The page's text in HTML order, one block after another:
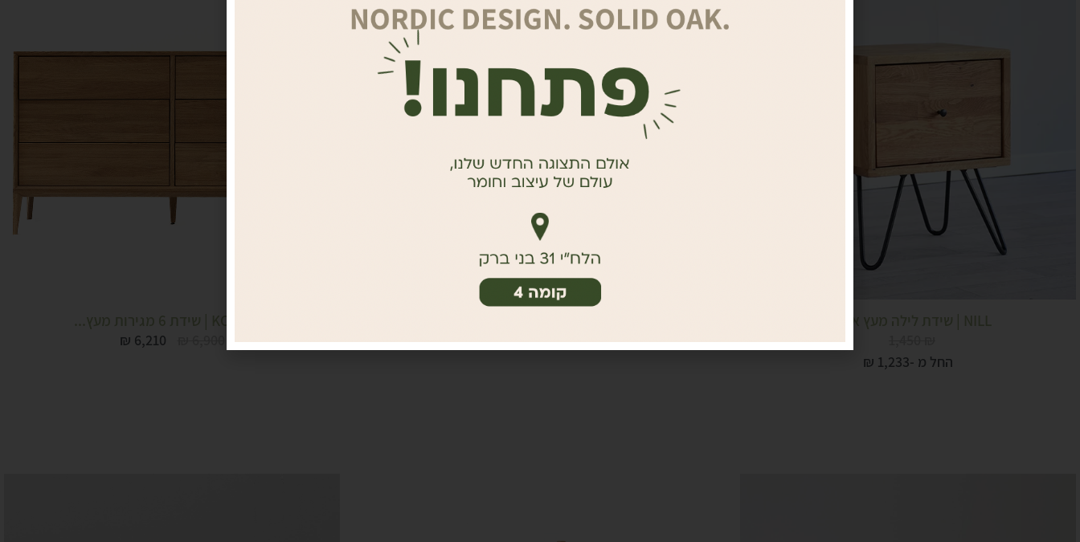
NILL | שידת לילה מעץ אלון...
החל מ -
₪ 1,233
₪5,750
KODOMA | שידת 6 מגירות מעץ...
₪ 6,210